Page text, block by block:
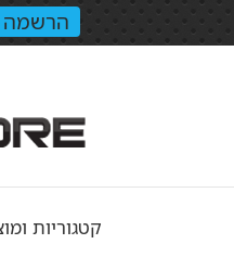
הרשמה
קטגוריות